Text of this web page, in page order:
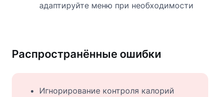
адаптируйте меню при необходимости
Распространённые ошибки
Игнорирование контроля калорий